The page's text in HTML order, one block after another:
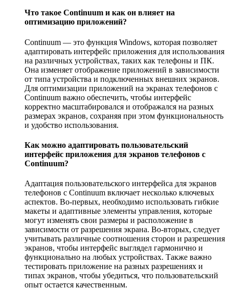
Что такое Continuum и как он влияет на
оптимизацию приложений?
Continuum — это функция Windows, которая позволяет
адаптировать интерфейс приложения для использования
на различных устройствах, таких как телефоны и ПК.
Она изменяет отображение приложений в зависимости
от типа устройства и подключенных внешних экранов.
Для оптимизации приложений на экранах телефонов с
Continuum важно обеспечить, чтобы интерфейс
корректно масштабировался и отображался на разных
размерах экранов, сохраняя при этом функциональность
и удобство использования.
Как можно адаптировать пользовательский
интерфейс приложения для экранов телефонов с
Continuum?
Адаптация пользовательского интерфейса для экранов
телефонов с Continuum включает несколько ключевых
аспектов. Во-первых, необходимо использовать гибкие
макеты и адаптивные элементы управления, которые
могут изменять свои размеры и расположение в
зависимости от разрешения экрана. Во-вторых, следует
учитывать различные соотношения сторон и разрешения
экранов, чтобы интерфейс выглядел гармонично и
функционально на любых устройствах. Также важно
тестировать приложение на разных разрешениях и
типах экранов, чтобы убедиться, что пользовательский
опыт остается качественным.